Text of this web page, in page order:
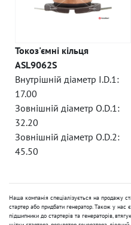
Токоз'ємні кільця
ASL9062S
Внутрішній діаметр I.D.1:
17.00
Зовнішній діаметр O.D.1:
32.20
Зовнішній діаметр O.D.2:
45.50
Наша компанія спеціалізується на продажу
стартер або придбати генератор. Також у нас
підшипники до стартерів та генераторів,